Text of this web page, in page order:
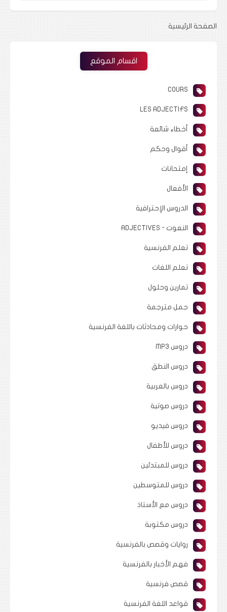
الصفحة الرئيسية
اقسام الموقع
COURS
LES ADJECTIFS
أخطاء شائعة
أقوال وحكم
إمتحانات
الأفعال
الدروس الإحترافية
النعوت - ADJECTIVES
تعلم الفرنسية
تعلم اللغات
تمارين وحلول
جمل مترجمة
حوارات ومحادثات باللغة الفرنسية
دروس MP3
دروس النطق
دروس بالعربية
دروس صوتية
دروس فيديو
دروس للأطفال
دروس للمبتدئين
دروس للمتوسطين
دروس مع الأستاذ
دروس مكتوبة
روايات وقصص بالفرنسية
فهم الأخبار بالفرنسية
قصص فرنسية
قواعد اللغة الفرنسية